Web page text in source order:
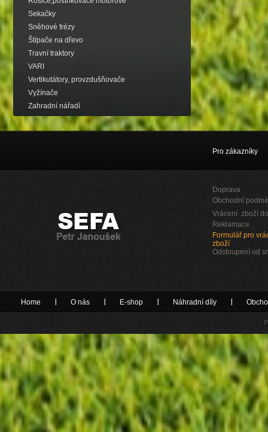
Sekačky
Sněhové frézy
Štípače na dřevo
Travní traktory
VARI
Vertikutátory, provzdušňovače
Vyžínače
Zahradní nářadí
Pro zákazníky
Doprava
Obchodní
Vrácení zboží
Reklamace
Formulář pro
zboží
Odstoupení od
Home O nás E-shop Náhradní díly